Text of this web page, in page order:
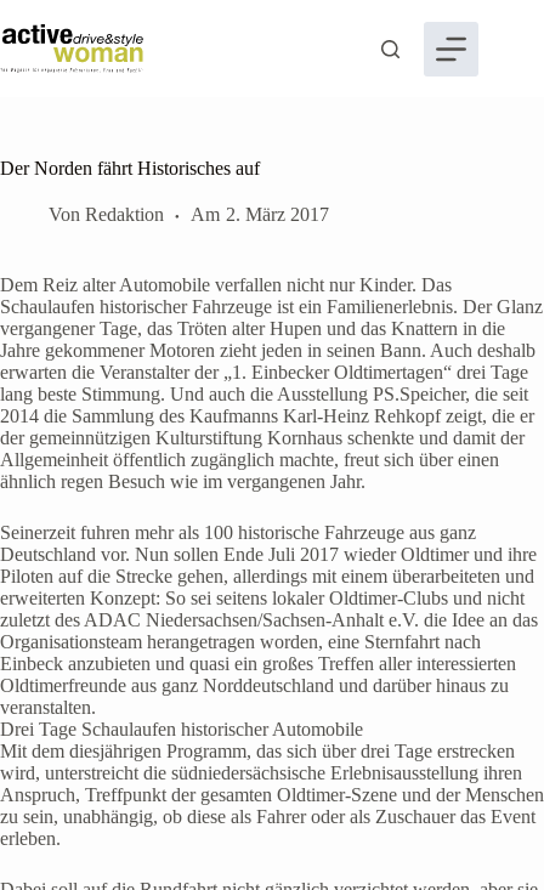
Inhalt
springen
Der Norden fährt Historisches auf
Von Redaktion Am 2. März 2017
Dem Reiz alter Automobile verfallen nicht nur Kinder. Das
Schaulaufen historischer Fahrzeuge ist ein Familienerlebnis. Der Glanz
vergangener Tage, das Tröten alter Hupen und das Knattern in die
Jahre gekommener Motoren zieht jeden in seinen Bann. Auch deshalb
erwarten die Veranstalter der „1. Einbecker Oldtimertagen“ drei Tage
lang beste Stimmung. Und auch die Ausstellung PS.Speicher, die seit
2014 die Sammlung des Kaufmanns Karl-Heinz Rehkopf zeigt, die er
der gemeinnützigen Kulturstiftung Kornhaus schenkte und damit der
Allgemeinheit öffentlich zugänglich machte, freut sich über einen
ähnlich regen Besuch wie im vergangenen Jahr.
Seinerzeit fuhren mehr als 100 historische Fahrzeuge aus ganz
Deutschland vor. Nun sollen Ende Juli 2017 wieder Oldtimer und ihre
Piloten auf die Strecke gehen, allerdings mit einem überarbeiteten und
erweiterten Konzept: So sei seitens lokaler Oldtimer-Clubs und nicht
zuletzt des ADAC Niedersachsen/Sachsen-Anhalt e.V. die Idee an das
Organisationsteam herangetragen worden, eine Sternfahrt nach
Einbeck anzubieten und quasi ein großes Treffen aller interessierten
Oldtimerfreunde aus ganz Norddeutschland und darüber hinaus zu
veranstalten.
Drei Tage Schaulaufen historischer Automobile
Mit dem diesjährigen Programm, das sich über drei Tage erstrecken
wird, unterstreicht die südniedersächsische Erlebnisausstellung ihren
Anspruch, Treffpunkt der gesamten Oldtimer-Szene und der Menschen
zu sein, unabhängig, ob diese als Fahrer oder als Zuschauer das Event
erleben.